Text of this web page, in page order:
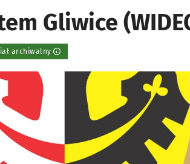
Gliwice
archiwalny